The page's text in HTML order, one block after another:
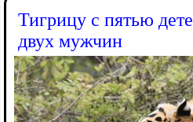
Тигрицу с пятью
двух мужчин